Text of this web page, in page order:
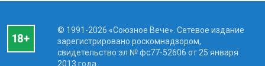
© 1991-2026 «Союзное Вече». Сетевое издание
зарегистрировано роскомнадзором,
свидетельство эл № фc77-52606 от 25 января
2013 года.